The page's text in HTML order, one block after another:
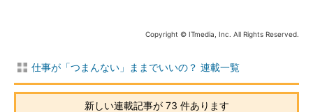
後日お会いしたら、何とその方もテレワークをされているとの
ことを伺ったところ、「オンラインでは感情面が伝わりにくいの
で、オーバーに表現するようにしている」とおっしゃったので、
合点がいきました。
Copyright © ITmedia, Inc. All Rights Reserved.
仕事が「つまんない」ままでいいの？ 連載一覧
新しい連載記事が 73 件あります